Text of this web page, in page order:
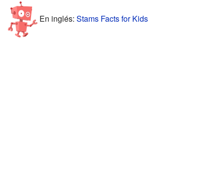
En inglés: Stams Facts for Kids